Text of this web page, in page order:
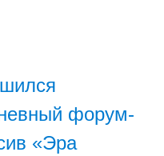
форум-
«Эра